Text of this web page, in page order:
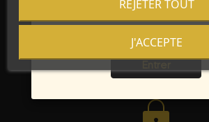
REJETER TOUT
J'ACCEPTE
Sortie